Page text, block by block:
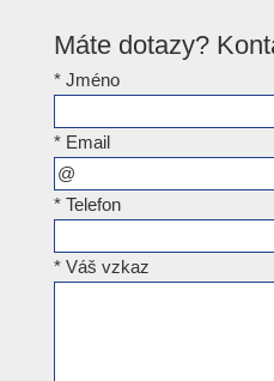
Máte dotazy?
* Jméno
* Email
* Telefon
* Váš vzkaz